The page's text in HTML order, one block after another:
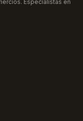
Especialistas en